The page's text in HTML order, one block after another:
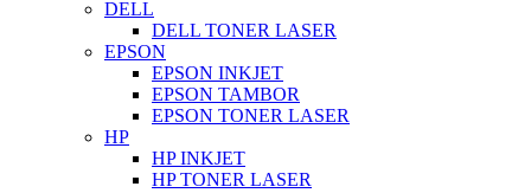
DELL
DELL TONER LASER
EPSON
EPSON INKJET
EPSON TAMBOR
EPSON TONER LASER
HP
HP INKJET
HP TONER LASER